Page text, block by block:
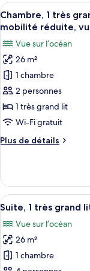
grand
lit,
balcon
de
chambre
très
grand
lit,
balcon
Afficher
toutes
photos
pour
ce
type
de
chambre :
1
lit,
accessible
personnes
à
mobilité
7
Chambre, 1 très
mobilité réduite,
Vue sur l’océan
26 m²
1 chambre
2 personnes
1 très grand lit
Wi-Fi gratuit
Plus de détails
Plus
le
type
de
Chambre,
très
grand
Afficher
toutes
les
photos
pour
13
Suite, 1 très grand
Vue sur l’océan
26 m²
1 chambre